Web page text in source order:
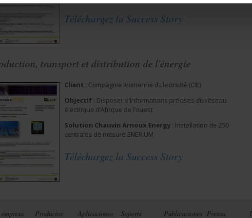
Téléchargez la Success Story
transport et distribution de l'énergie
Client : Compagnie Ivoirienne d’Electricité (CIE)
Objectif : Disposer d’informations précises du réseau
électrique d’Afrique de l’ouest
Solution Chauvin Arnoux Energy : Installation de 250
centrales de mesure ENERIUM
Téléchargez la Success Story
Productos Aplicaciones Soporte Publicaciones Prensa